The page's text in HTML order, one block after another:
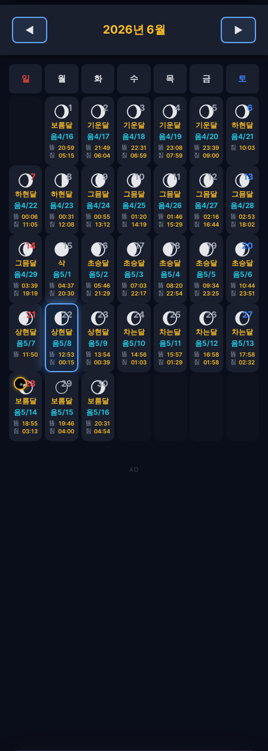
◀ 2026년 6월 ▶
일 월 화 수 목 금 토
1
🌖
보름달
음4/16
뜸 20:59
짐
05:15
2
🌖
기운달
음4/17
뜸 21:49
짐 06:04
3
🌖
기운달
음4/18
뜸
22:31
짐 06:59
4
🌖
기운달
음4/19
뜸 23:08
짐 07:59
5
🌖
기운달
음4/20
뜸 23:39
짐 09:00
6
🌖
하현달
음4/21
짐 10:03
7
🌖
하현달
음4/22
뜸 00:06
짐
11:05
8
🌗
하현달
음4/23
뜸
00:31
짐
12:08
9
🌘
그믐달
음4/24
뜸 00:55
짐
13:12
10
🌘
그믐달
음4/25
뜸
01:20
짐
14:19
11
🌘
그믐달
음4/26
뜸 01:46
짐 15:29
12
🌘
그믐달
음4/27
뜸
02:16
짐
16:44
13
🌘
그믐달
음4/28
뜸 02:53
짐 18:02
14
🌘
그믐달
음4/29
뜸 03:39
짐
19:19
15
🌑
삭
음5/1
뜸 04:37
짐 20:30
16
🌒
초승달
음5/2
뜸 05:46
짐 21:29
17
🌒
초승달
음5/3
뜸 07:03
짐
22:17
18
🌒
초승달
음5/4
뜸 08:20
짐 22:54
19
🌒
초승달
음5/5
뜸 09:34
짐 23:25
20
🌒
초승달
음5/6
뜸 10:44
짐 23:51
21
🌒
상현달
음5/7
뜸 11:50
22
🌓
상현달
음5/8
뜸
12:53
짐
00:15
23
🌔
상현달
음5/9
뜸 13:54
짐 00:39
24
🌔
차는달
음5/10
뜸
14:56
짐
01:03
25
🌔
차는달
음5/11
뜸 15:57
짐 01:29
26
🌔
차는달
음5/12
뜸
16:58
짐
01:58
27
🌔
차는달
음5/13
뜸 17:58
짐 02:32
28
🌔
보름달
음5/14
뜸 18:55
짐 03:13
29
🌕
보름달
음5/15
뜸
19:46
짐 04:00
30
🌖
보름달
음5/16
뜸 20:31
짐 04:54
AD